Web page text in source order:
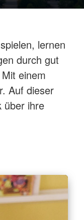
lernen
durch gut
einem
Auf dieser
über ihre